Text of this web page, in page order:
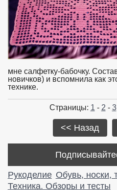
мне салфетку-бабочку.
новичков) и вспомнила как
технике.
Страницы: 1 - 2 - 3
<< Назад
Рукоделие Обувь, носки,
Техника. Обзоры и тесты